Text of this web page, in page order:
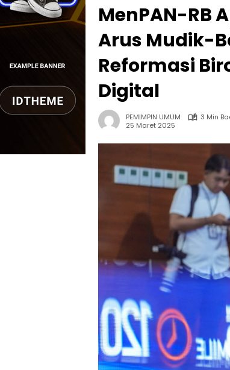
MenPAN-RB
Arus Mudik-
Reformasi
Digital
PEMIMPIN UMUM
3 Min
25 Maret 2025